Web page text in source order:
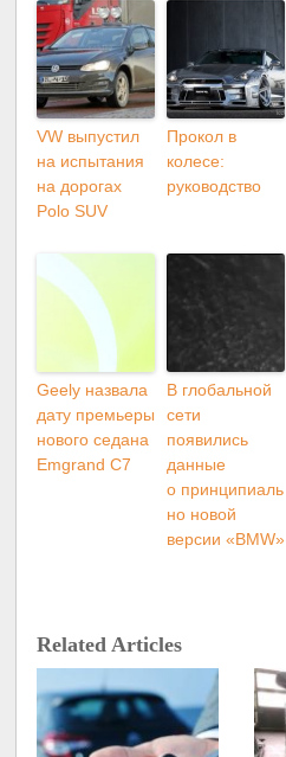
VW выпустил
на испытания
на дорогах
Polo SUV
Прокол в
колесе:
руководство
Geely назвала
дату премьеры
нового седана
Emgrand C7
В глобальной
сети
появились
данные
о принципиаль
но новой
версии «BMW»
Related Articles